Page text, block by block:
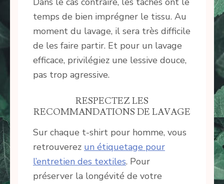
temps de bien imprégner le tissu. Au
moment du lavage, il sera très difficile
de les faire partir. Et pour un lavage
efficace, privilégiez une lessive douce,
pas trop agressive.
RESPECTEZ LES
RECOMMANDATIONS DE LAVAGE
Sur chaque t-shirt pour homme, vous
retrouverez un étiquetage pour
l’entretien des textiles. Pour
préserver la longévité de votre